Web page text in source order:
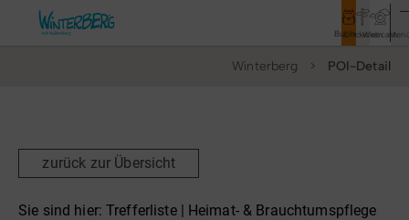
Buchen
Entdecken
Webcam
Rathaus
Vor Ort & Aktuelles
Winterberg POI-Detail
zurück zur Übersicht
Sie sind hier: Trefferliste | Heimat- & Brauchtumspflege